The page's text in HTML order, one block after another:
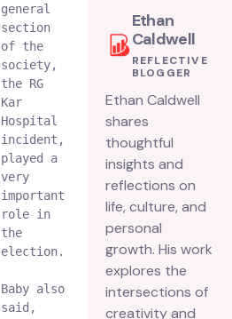
general
section
of the
society,
the RG
Kar
Hospital
incident,
played a
very
important
role in
the
election.
Baby also
said,
Ethan
Caldwell
REFLECTIVE
BLOGGER
Ethan Caldwell
shares
thoughtful
insights and
reflections on
life, culture, and
personal
growth. His work
explores the
intersections of
creativity and